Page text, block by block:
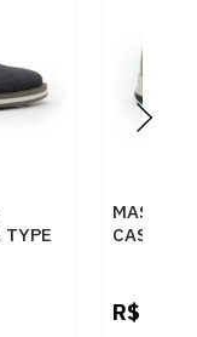
TYPE
CASUAL
R$